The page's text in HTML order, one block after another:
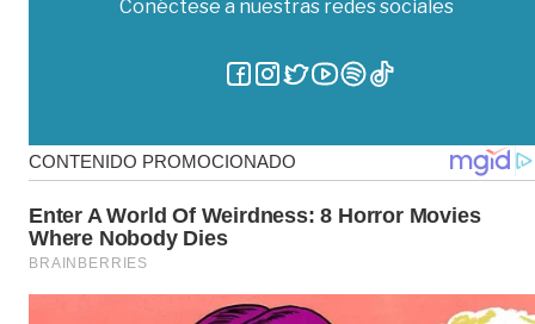
Conéctese a nuestras redes sociales